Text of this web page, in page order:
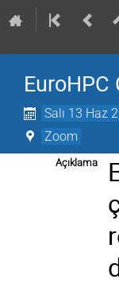
EuroHPC
Salı 13 Haz
Zoom
Açıklama